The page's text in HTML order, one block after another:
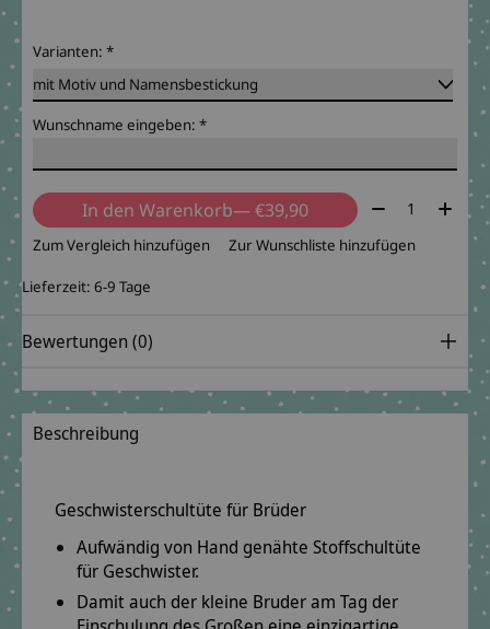
Varianten: *
Wunschname eingeben: *
In den Warenkorb — €39,90 Menge:
Zum Vergleich hinzufügen Zur Wunschliste hinzufügen
Lieferzeit: 6-9 Tage
Bewertungen (0)
Beschreibung
Geschwisterschultüte für Brüder
Aufwändig von Hand genähte Stoffschultüte
für Geschwister.
Damit auch der kleine Bruder am Tag der